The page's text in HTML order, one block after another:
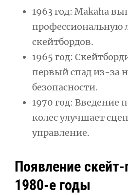
1963 год: Makaha
профессиональную
скейтбордов.
1965 год:
первый спад из-за
безопасности.
1970 год: Введение
колес улучшает
управление.
Появление
1980-е годы